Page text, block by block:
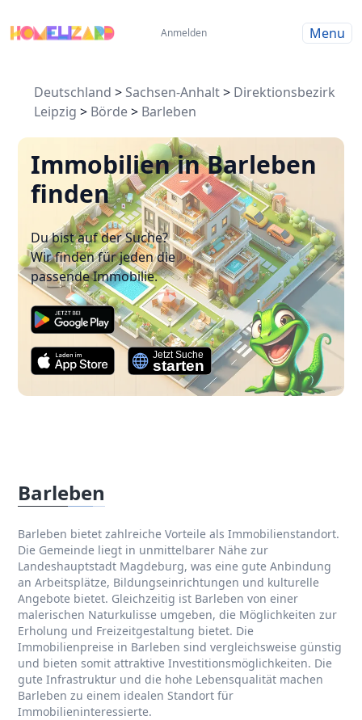
Anmelden Menu
Deutschland > Sachsen-Anhalt> Direktionsbezirk
Leipzig > Börde> Barleben
Immobilien in Barleben
finden
Du bist auf der Suche?
Wir finden für jeden die
passende Immobilie.
Barleben
Barleben bietet zahlreiche Vorteile als Immobilienstandort.
Die Gemeinde liegt in unmittelbarer Nähe zur
Landeshauptstadt Magdeburg, was eine gute Anbindung
an Arbeitsplätze, Bildungseinrichtungen und kulturelle
Angebote bietet. Gleichzeitig ist Barleben von einer
malerischen Naturkulisse umgeben, die Möglichkeiten zur
Erholung und Freizeitgestaltung bietet. Die
Immobilienpreise in Barleben sind vergleichsweise günstig
und bieten somit attraktive Investitionsmöglichkeiten. Die
gute Infrastruktur und die hohe Lebensqualität machen
Barleben zu einem idealen Standort für
Immobilieninteressierte.